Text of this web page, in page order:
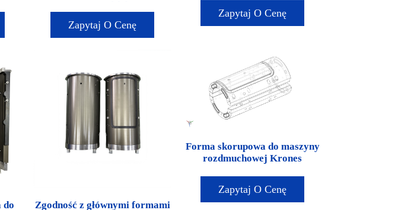
Zapytaj O Cenę
Zapytaj O Cenę
do
Zgodność z głównymi formami
Forma skorupowa do maszyny
rozdmuchowej Krones
Zapytaj O Cenę